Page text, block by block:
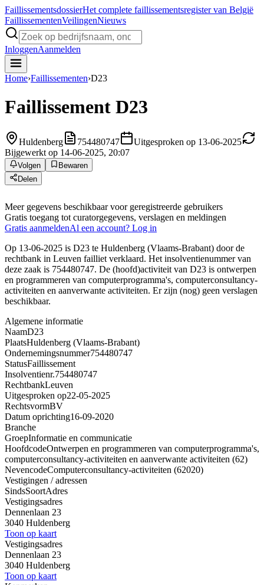
FaillissementsdossierHet complete faillissementsregister van België
FaillissementenVeilingenNieuws
InloggenAanmelden
Home›Faillissementen›D23
Faillissement D23
Huldenberg 754480747
Uitgesproken op 13-06-2025
Bijgewerkt op 14-06-2025, 20:07
Volgen
Bewaren
Delen
Meer gegevens beschikbaar voor geregistreerde gebruikers
Gratis toegang tot curatorgegevens, verslagen en meldingen
Gratis aanmeldenAl een account? Log in
Op 13-06-2025 is D23 te Huldenberg (Vlaams-Brabant) door de
rechtbank in Leuven failliet verklaard. Het insolventienummer van
deze zaak is 754480747. De (hoofd)activiteit van D23 is ontwerpen
en programmeren van computerprogramma's, computerconsultancy-
activiteiten en aanverwante activiteiten. Er zijn (nog) geen verslagen
beschikbaar.
Algemene informatie
NaamD23
PlaatsHuldenberg (Vlaams-Brabant)
Ondernemingsnummer754480747
StatusFaillissement
Insolventienr.754480747
RechtbankLeuven
Uitgesproken op22-05-2025
RechtsvormBV
Datum oprichting16-09-2020
Branche
GroepInformatie en communicatie
HoofdcodeOntwerpen en programmeren van computerprogramma's,
computerconsultancy-activiteiten en aanverwante activiteiten (62)
NevencodeComputerconsultancy-activiteiten (62020)
Vestigingen / adressen
SindsSoortAdres
Vestigingsadres
Dennenlaan 23
3040 Huldenberg
Toon op kaart
Vestigingsadres
Dennenlaan 23
3040 Huldenberg
Toon op kaart